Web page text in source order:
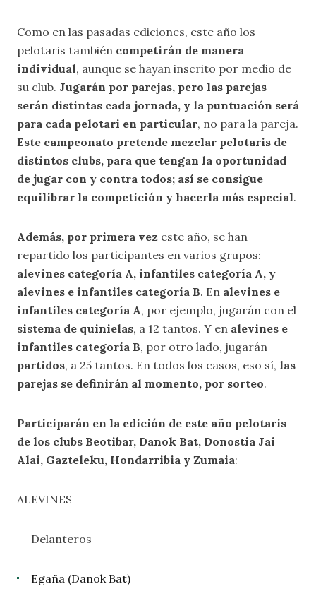
Como en las pasadas ediciones, este año los
pelotaris también competirán de manera
individual, aunque se hayan inscrito por medio de
su club. Jugarán por parejas, pero las parejas
serán distintas cada jornada, y la puntuación será
para cada pelotari en particular, no para la pareja.
Este campeonato pretende mezclar pelotaris de
distintos clubs, para que tengan la oportunidad
de jugar con y contra todos; así se consigue
equilibrar la competición y hacerla más especial.
Además, por primera vez este año, se han
repartido los participantes en varios grupos:
alevines categoría A, infantiles categoría A, y
alevines e infantiles categoría B. En alevines e
infantiles categoría A, por ejemplo, jugarán con el
sistema de quinielas, a 12 tantos. Y en alevines e
infantiles categoría B, por otro lado, jugarán
partidos, a 25 tantos. En todos los casos, eso sí, las
parejas se definirán al momento, por sorteo.
Participarán en la edición de este año pelotaris
de los clubs Beotibar, Danok Bat, Donostia Jai
Alai, Gazteleku, Hondarribia y Zumaia:
ALEVINES
Delanteros
Egaña (Danok Bat)